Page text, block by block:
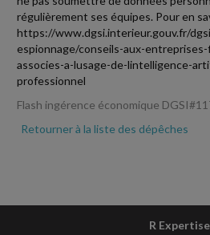
régulièrement ses équipes. Pour en
https://www.dgsi.interieur.gouv.fr/
espionnage/conseils-aux-
associes-a-lusage-de-lintelligence-
professionnel
Flash ingérence économique
Retourner à la liste des dépêches
R Expertise